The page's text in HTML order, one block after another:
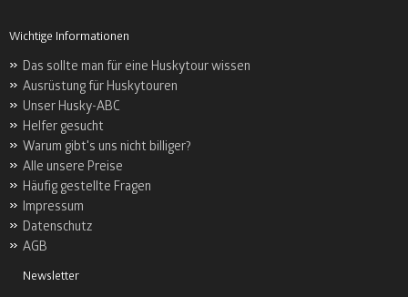
Wichtige Informationen
Das sollte man für eine Huskytour wissen
Ausrüstung für Huskytouren
Unser Husky-ABC
Helfer gesucht
Warum gibt's uns nicht billiger?
Alle unsere Preise
Häufig gestellte Fragen
Impressum
Datenschutz
AGB
Newsletter